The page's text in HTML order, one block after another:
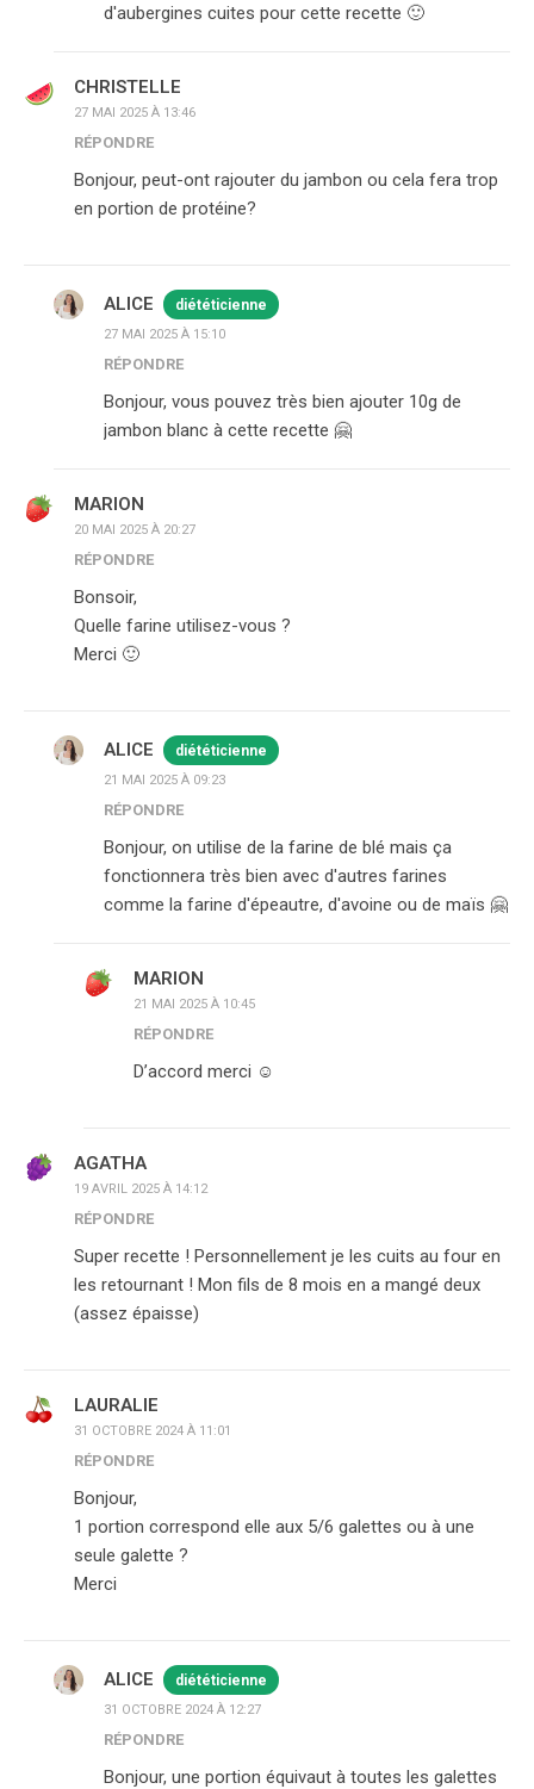
d'aubergines cuites pour cette recette 🙂
CHRISTELLE
27 MAI 2025 À 13:46
RÉPONDRE
Bonjour, peut-ont rajouter du jambon ou cela fera trop
en portion de protéine?
ALICE diététicienne
27 MAI 2025 À 15:10
RÉPONDRE
Bonjour, vous pouvez très bien ajouter 10g de
jambon blanc à cette recette 🤗
MARION
20 MAI 2025 À 20:27
RÉPONDRE
Bonsoir,
Quelle farine utilisez-vous ?
Merci 🙂
ALICE diététicienne
21 MAI 2025 À 09:23
RÉPONDRE
Bonjour, on utilise de la farine de blé mais ça
fonctionnera très bien avec d'autres farines
comme la farine d'épeautre, d'avoine ou de maïs 🤗
MARION
21 MAI 2025 À 10:45
RÉPONDRE
D’accord merci ☺️
AGATHA
19 AVRIL 2025 À 14:12
RÉPONDRE
Super recette ! Personnellement je les cuits au four en
les retournant ! Mon fils de 8 mois en a mangé deux
(assez épaisse)
LAURALIE
31 OCTOBRE 2024 À 11:01
RÉPONDRE
Bonjour,
1 portion correspond elle aux 5/6 galettes ou à une
seule galette ?
Merci
ALICE diététicienne
31 OCTOBRE 2024 À 12:27
RÉPONDRE
Bonjour, une portion équivaut à toutes les galettes